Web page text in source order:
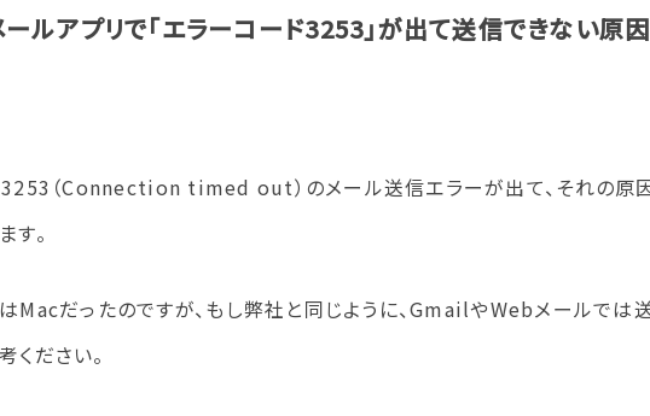
ールアプリで「エラーコード3253」が出て送信できない原
（Connection timed out）のメール送信エラーが出て、それの原
す。
Macだったのですが、もし弊社と同じように、GmailやWebメールでは
ださい。